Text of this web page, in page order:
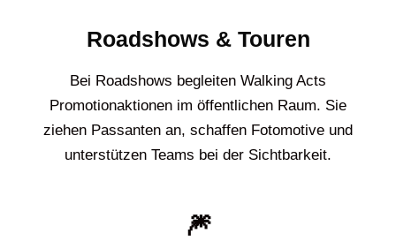
Roadshows & Touren
Bei Roadshows begleiten Walking Acts
Promotionaktionen im öffentlichen Raum. Sie
ziehen Passanten an, schaffen Fotomotive und
unterstützen Teams bei der Sichtbarkeit.
🎆